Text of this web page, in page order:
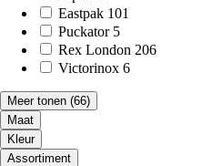
Eastpak 101
Puckator 5
Rex London 206
Victorinox 6
Meer tonen (66)
Maat
Kleur
Assortiment